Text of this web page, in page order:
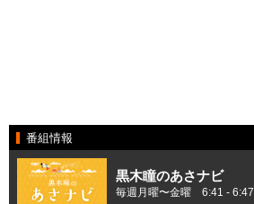
番組情報
黒木瞳のあさナビ
毎週月曜〜金曜 6:41 - 6:47